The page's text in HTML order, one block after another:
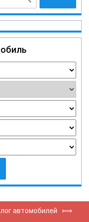
автомобилей
⟾